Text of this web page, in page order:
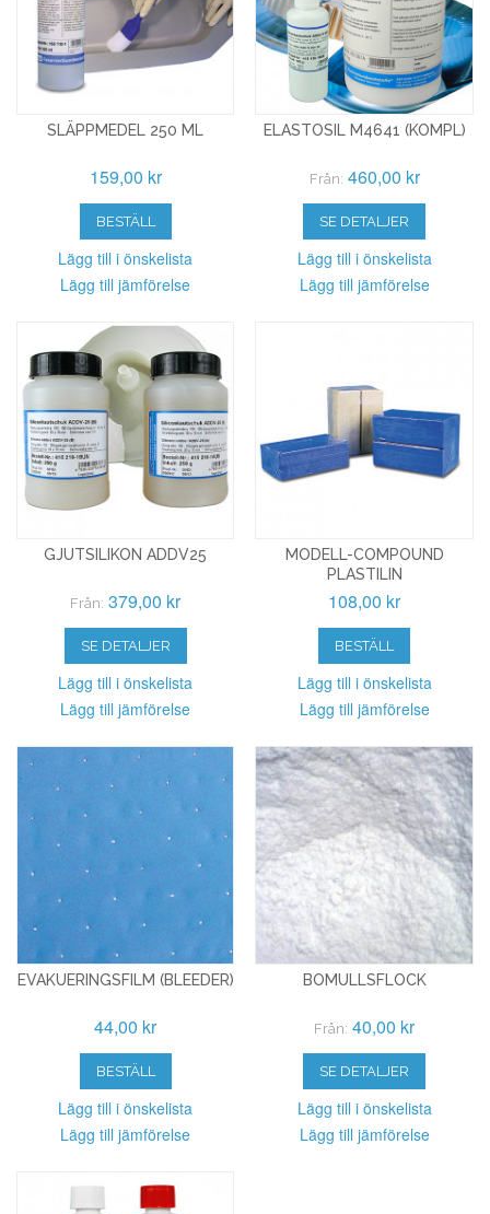
SLÄPPMEDEL 250 ML
159,00 kr
BESTÄLL
Lägg till i önskelista
Lägg till jämförelse
ELASTOSIL M4641 (KOMPL)
Från: 460,00 kr
SE DETALJER
Lägg till i önskelista
Lägg till jämförelse
GJUTSILIKON ADDV25
Från: 379,00 kr
SE DETALJER
Lägg till i önskelista
Lägg till jämförelse
MODELL-COMPOUND
PLASTILIN
108,00 kr
BESTÄLL
Lägg till i önskelista
Lägg till jämförelse
EVAKUERINGSFILM (BLEEDER)
44,00 kr
BESTÄLL
Lägg till i önskelista
Lägg till jämförelse
BOMULLSFLOCK
Från: 40,00 kr
SE DETALJER
Lägg till i önskelista
Lägg till jämförelse